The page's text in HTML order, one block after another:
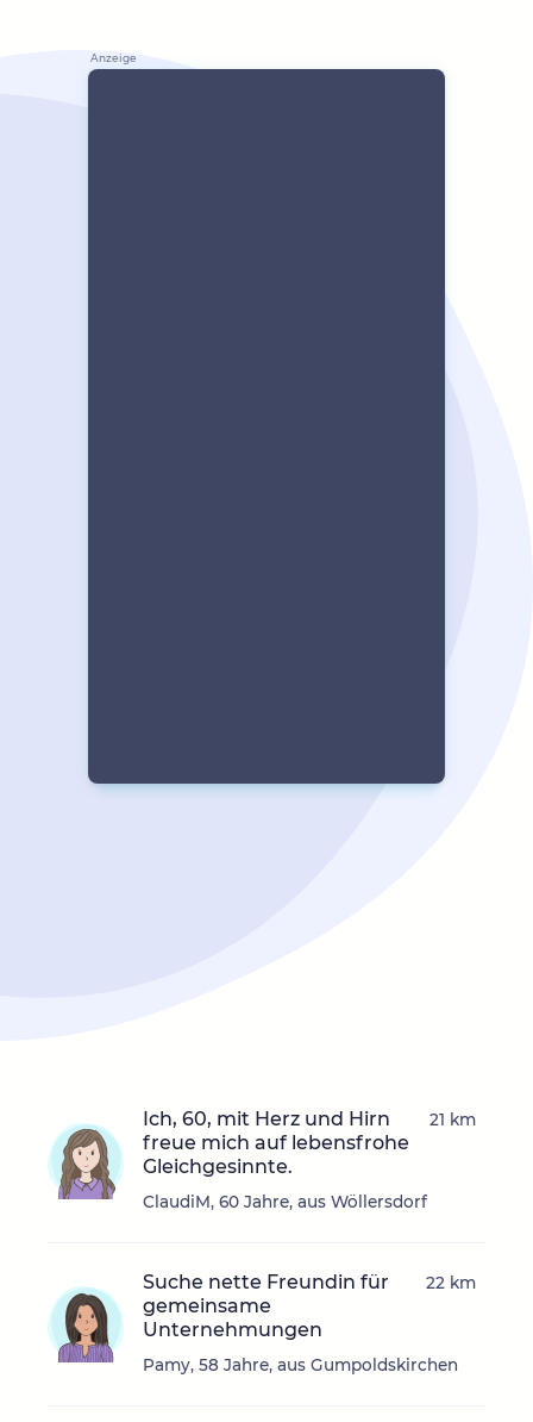
Ich, 60, mit Herz und Hirn
freue mich auf lebensfrohe
Gleichgesinnte.
ClaudiM, 60 Jahre, aus Wöllersdorf
21 km
Suche nette Freundin für
gemeinsame
Unternehmungen
Pamy, 58 Jahre, aus Gumpoldskirchen
22 km